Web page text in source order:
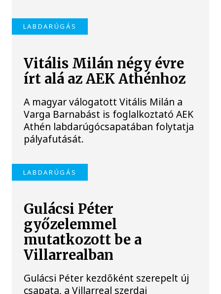
LABDARÚGÁS
Vitális Milán négy évre
írt alá az AEK Athénhoz
A magyar válogatott Vitális Milán a
Varga Barnabást is foglalkoztató AEK
Athén labdarúgócsapatában folytatja
pályafutását.
LABDARÚGÁS
Gulácsi Péter
győzelemmel
mutatkozott be a
Villarrealban
Gulácsi Péter kezdőként szerepelt új
csapata, a Villarreal szerdai